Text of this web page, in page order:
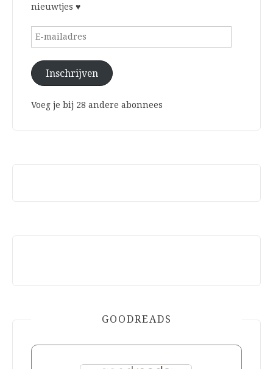
nieuwtjes ♥
E-
Inschrijven
Voeg je bij 28 andere abonnees
GOODREADS